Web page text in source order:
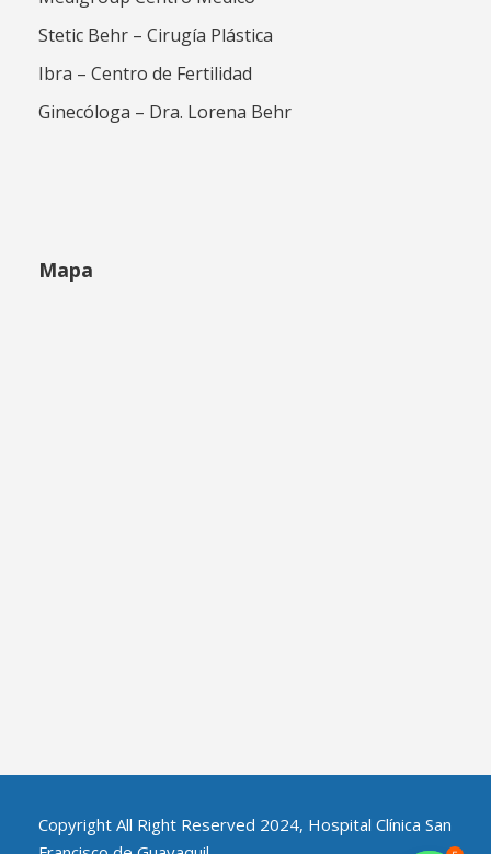
Stetic Behr – Cirugía Plástica
Ibra – Centro de Fertilidad
Ginecóloga – Dra. Lorena Behr
Mapa
Copyright All Right Reserved 2024, Hospital Clínica San